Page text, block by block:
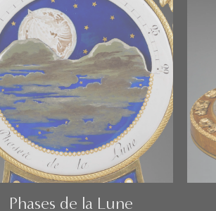
Phases de la Lune